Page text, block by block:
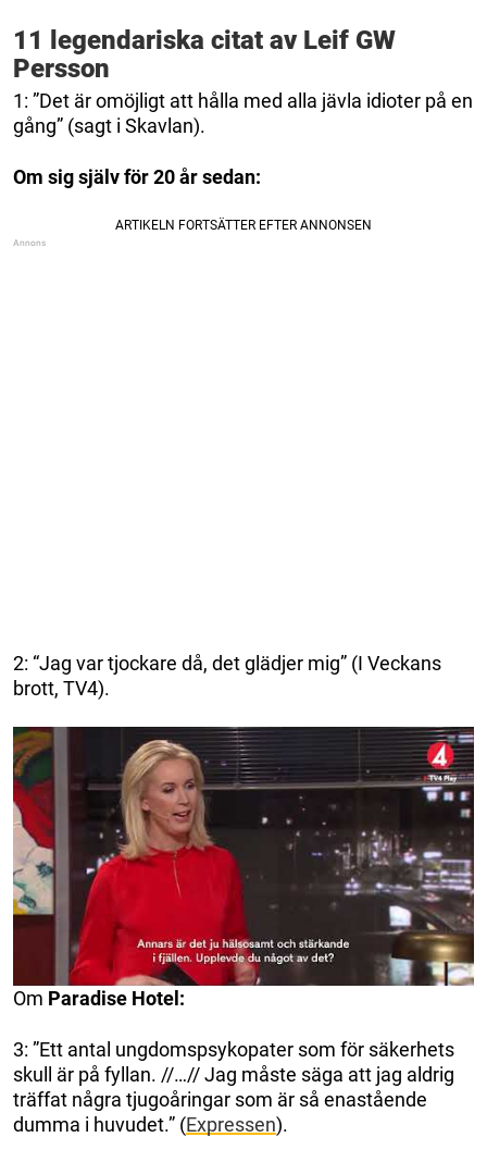
11 legendariska citat av Leif GW
Persson
1: ”Det är omöjligt att hålla med alla jävla idioter på en
gång” (sagt i Skavlan).
Om sig själv för 20 år sedan:
2: “Jag var tjockare då, det glädjer mig” (I Veckans
brott, TV4).
Om Paradise Hotel:
3: ”Ett antal ungdomspsykopater som för säkerhets
skull är på fyllan. //…// Jag måste säga att jag aldrig
träffat några tjugoåringar som är så enastående
dumma i huvudet.” (Expressen).